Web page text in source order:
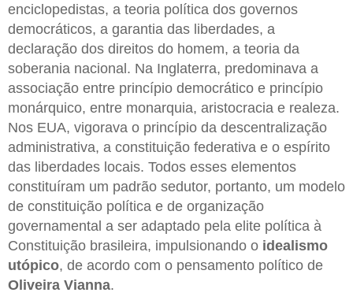
enciclopedistas, a teoria política dos governos
democráticos, a garantia das liberdades, a
declaração dos direitos do homem, a teoria da
soberania nacional. Na Inglaterra, predominava a
associação entre princípio democrático e princípio
monárquico, entre monarquia, aristocracia e realeza.
Nos EUA, vigorava o princípio da descentralização
administrativa, a constituição federativa e o espírito
das liberdades locais. Todos esses elementos
constituíram um padrão sedutor, portanto, um modelo
de constituição política e de organização
governamental a ser adaptado pela elite política à
Constituição brasileira, impulsionando o idealismo
utópico, de acordo com o pensamento político de
Oliveira Vianna.